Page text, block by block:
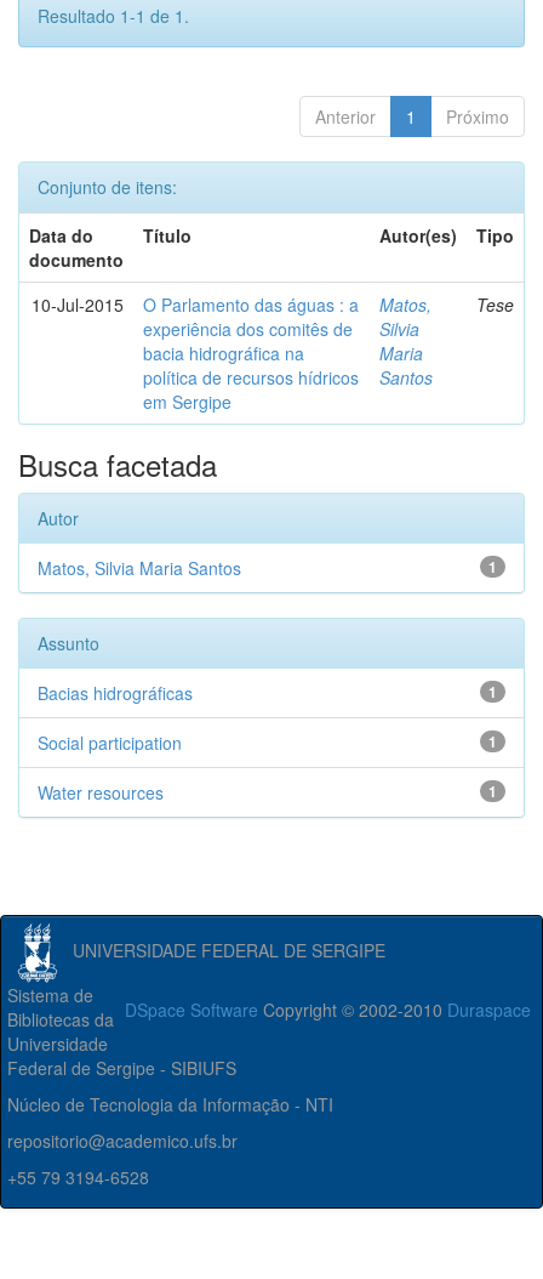
Resultado 1-1 de 1.
Anterior 1 Próximo
Conjunto de itens:
Data do
documento
Título Autor(es) Tipo
10-Jul-2015
O Parlamento das águas : a
experiência dos comitês de
bacia hidrográfica na
política de recursos hídricos
em Sergipe
Matos,
Silvia
Maria
Santos
Tese
Busca facetada
Autor
1
Matos, Silvia Maria Santos
Assunto
1
Bacias hidrográficas
1
Social participation
1
Water resources
UNIVERSIDADE FEDERAL DE SERGIPE
DSpace Software Copyright © 2002-2010 Duraspace
Sistema de
Bibliotecas da
Universidade
Federal de Sergipe - SIBIUFS
Núcleo de Tecnologia da Informação - NTI
repositorio@academico.ufs.br
+55 79 3194-6528